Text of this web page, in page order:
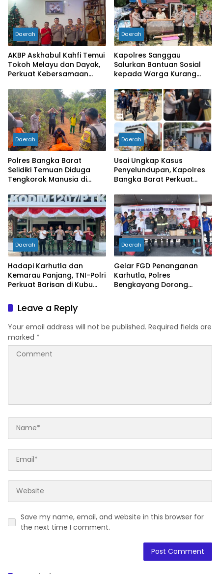
Daerah
AKBP Askhabul Kahfi Temui
Tokoh Melayu dan Dayak,
Perkuat Kebersamaan
Daerah
Kapolres Sanggau
Salurkan Bantuan Sosial
kepada Warga Kurang
Wujud Nyata Kepedulian
Polri Hadir untuk
Masyarakat
Daerah
Polres Bangka Barat
Selidiki Temuan Diduga
Tengkorak Manusia di
Berspekulasi
Daerah
Usai Ungkap Kasus
Penyelundupan, Kapolres
Bangka Barat Perkuat
Pelabuhan Tanjung Kalian
Daerah
Hadapi Karhutla dan
Kemarau Panjang, TNI-Polri
Perkuat Barisan di Kubu
Daerah
Gelar FGD Penanganan
Karhutla, Polres
Bengkayang Dorong
Leave a Reply
Your email address will not be published. Required fields are
marked *
Save my name, email, and website in this browser for
the next time I comment.